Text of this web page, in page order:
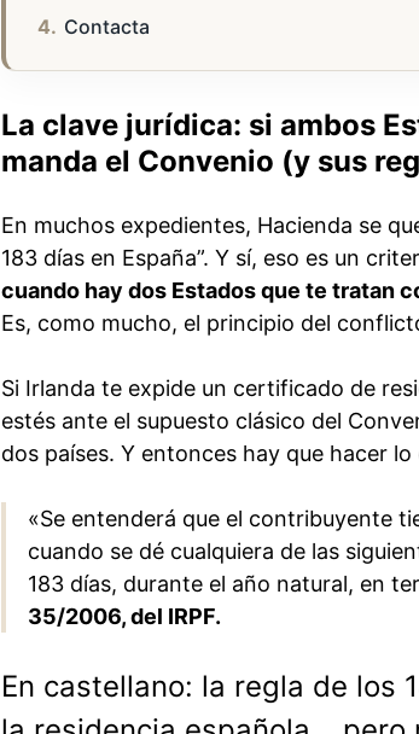
Contacta
La clave jurídica: si ambos
manda el Convenio (y sus
En muchos expedientes, Hacienda se
183 días en España”. Y sí, eso es un
cuando hay dos Estados que te tratan
Es, como mucho, el principio del
Si Irlanda te expide un certificado de
estés ante el supuesto clásico del
dos países. Y entonces hay que hacer
«Se entenderá que el contribuyente
cuando se dé cualquiera de las
183 días, durante el año natural, en
35/2006, del IRPF.
En castellano: la regla de los